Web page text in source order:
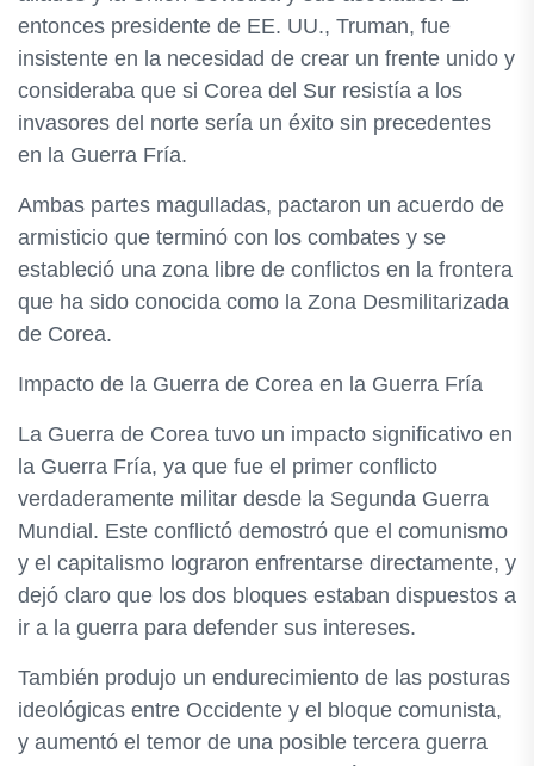
entonces presidente de EE. UU., Truman, fue
insistente en la necesidad de crear un frente unido y
consideraba que si Corea del Sur resistía a los
invasores del norte sería un éxito sin precedentes
en la Guerra Fría.
Ambas partes magulladas, pactaron un acuerdo de
armisticio que terminó con los combates y se
estableció una zona libre de conflictos en la frontera
que ha sido conocida como la Zona Desmilitarizada
de Corea.
Impacto de la Guerra de Corea en la Guerra Fría
La Guerra de Corea tuvo un impacto significativo en
la Guerra Fría, ya que fue el primer conflicto
verdaderamente militar desde la Segunda Guerra
Mundial. Este conflictó demostró que el comunismo
y el capitalismo lograron enfrentarse directamente, y
dejó claro que los dos bloques estaban dispuestos a
ir a la guerra para defender sus intereses.
También produjo un endurecimiento de las posturas
ideológicas entre Occidente y el bloque comunista,
y aumentó el temor de una posible tercera guerra